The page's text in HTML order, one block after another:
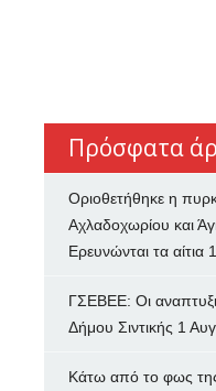
Πρόσφατα
Οριοθετήθηκε η
Αχλαδοχωρίου και
Ερευνώνται τα αίτια
ΓΣΕΒΕΕ: Οι
Δήμου Σιντικής 1
Κάτω από το φως